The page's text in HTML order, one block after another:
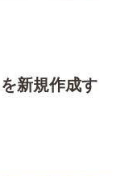
新規作成す